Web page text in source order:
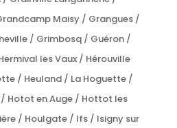
Maisy / Grangues /
/ Grimbosq / Guéron /
les Vaux / Hérouville
/ Heuland / La Hoguette /
/ Hotot en Auge / Hottot les
/ Houlgate / Ifs / Isigny sur